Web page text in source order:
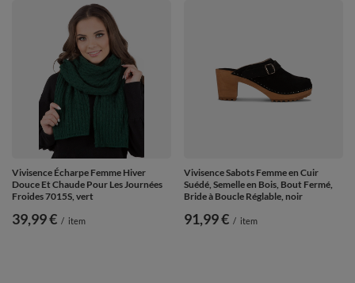
Vivisence Écharpe Femme Hiver
Douce Et Chaude Pour Les Journées
Froides 7015S, vert
39,99 € / item
Vivisence Sabots Femme en Cuir
Suédé, Semelle en Bois, Bout Fermé,
Bride à Boucle Réglable, noir
91,99 € / item